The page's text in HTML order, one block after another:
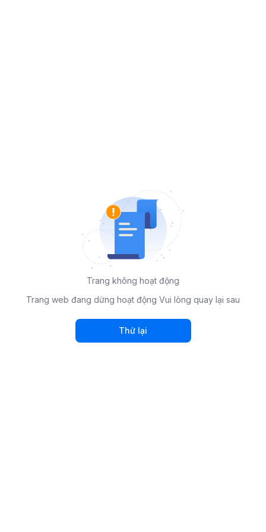
Trang không hoạt động
Trang web đang dừng hoạt động Vui lòng quay lại sau
Thử lại